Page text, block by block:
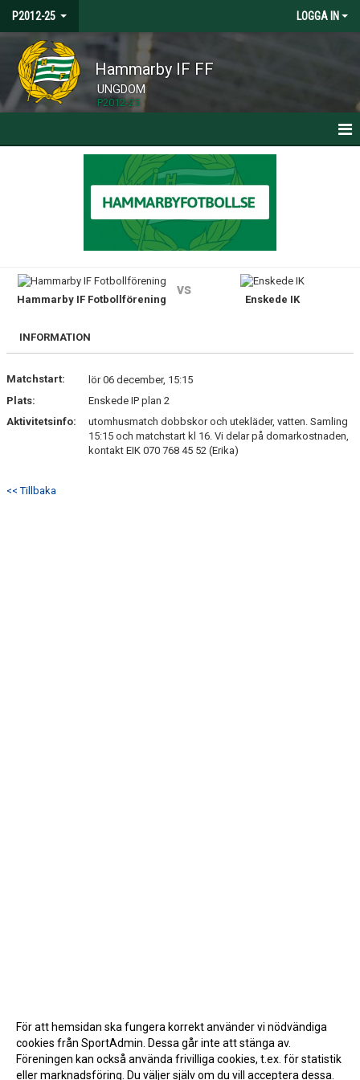
P2012-25 LOGGA IN
Hammarby IF FF
UNGDOM
P2012-25
TRUPPEN
BILDGALLERI
KONTAKT
Hammarby IF Fotbollförening
vs
Enskede IK
INFORMATION
Matchstart:
lör 06 december, 15:15
Plats:
Enskede IP plan 2
Aktivitetsinfo:
utomhusmatch dobbskor och utekläder, vatten. Samling
15:15 och matchstart kl 16. Vi delar på domarkostnaden,
kontakt EIK 070 768 45 52 (Erika)
<< Tillbaka
För att hemsidan ska fungera korrekt använder vi nödvändiga
cookies från SportAdmin. Dessa går inte att stänga av.
Föreningen kan också använda frivilliga cookies, t.ex. för statistik
eller marknadsföring. Du väljer själv om du vill acceptera dessa.